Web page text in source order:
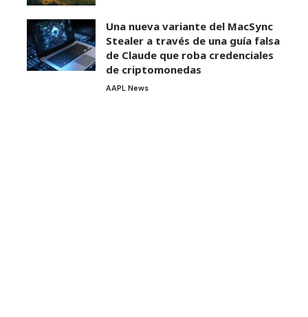
Una nueva variante del MacSync
Stealer a través de una guía falsa
de Claude que roba credenciales
de criptomonedas
AAPL News